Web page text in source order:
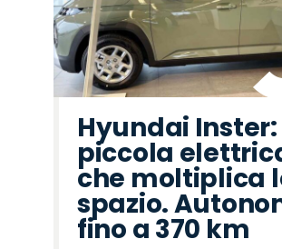
Hyundai
piccola
che moltiplica
spazio.
fino a 370 km